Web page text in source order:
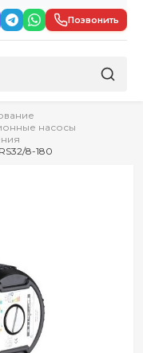
Позвонить
насосы
8-180